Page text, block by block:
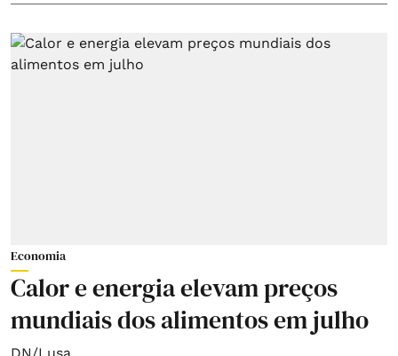
Economia
Calor e energia elevam preços
mundiais dos alimentos em julho